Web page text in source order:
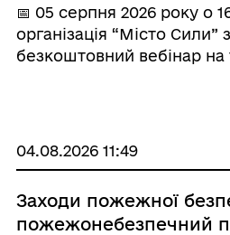
📅 05 серпня 2026 року о
організація “Місто
безкоштовний вебінар
04.08.2026 11:49
Заходи пожежної
пожежонебезпечний